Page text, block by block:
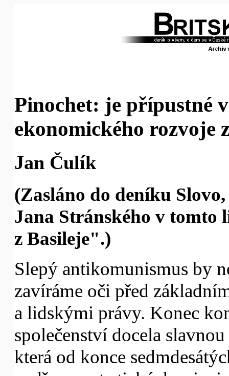
Pinochet: je přípustné
ekonomického rozvoje
Jan Čulík
(Zasláno do deníku
Jana Stránského v tomto
z Basileje".)
Slepý antikomunismus by
zavíráme oči před
a lidskými právy. Konec
společenství docela
která od konce